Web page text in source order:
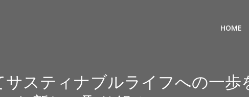
HOME
サスティナブルライフへの一歩